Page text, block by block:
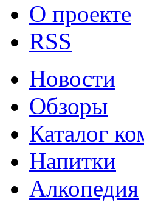
О проекте
RSS
Новости
Обзоры
Каталог
Напитки
Алкопедия